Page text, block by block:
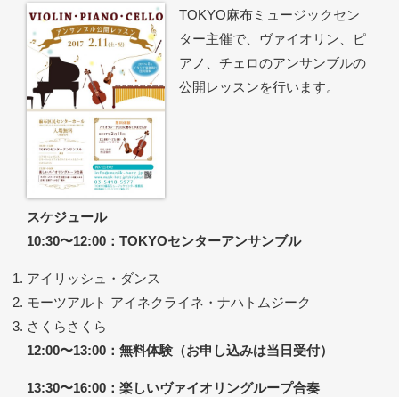
TOKYO麻布ミュージックセン
ター主催で、ヴァイオリン、ピ
アノ、チェロのアンサンブルの
公開レッスンを行います。
スケジュール
10:30〜12:00：TOKYOセンターアンサンブル
アイリッシュ・ダンス
モーツアルト アイネクライネ・ナハトムジーク
さくらさくら
12:00〜13:00：無料体験（お申し込みは当日受付）
13:30〜16:00：楽しいヴァイオリングループ合奏